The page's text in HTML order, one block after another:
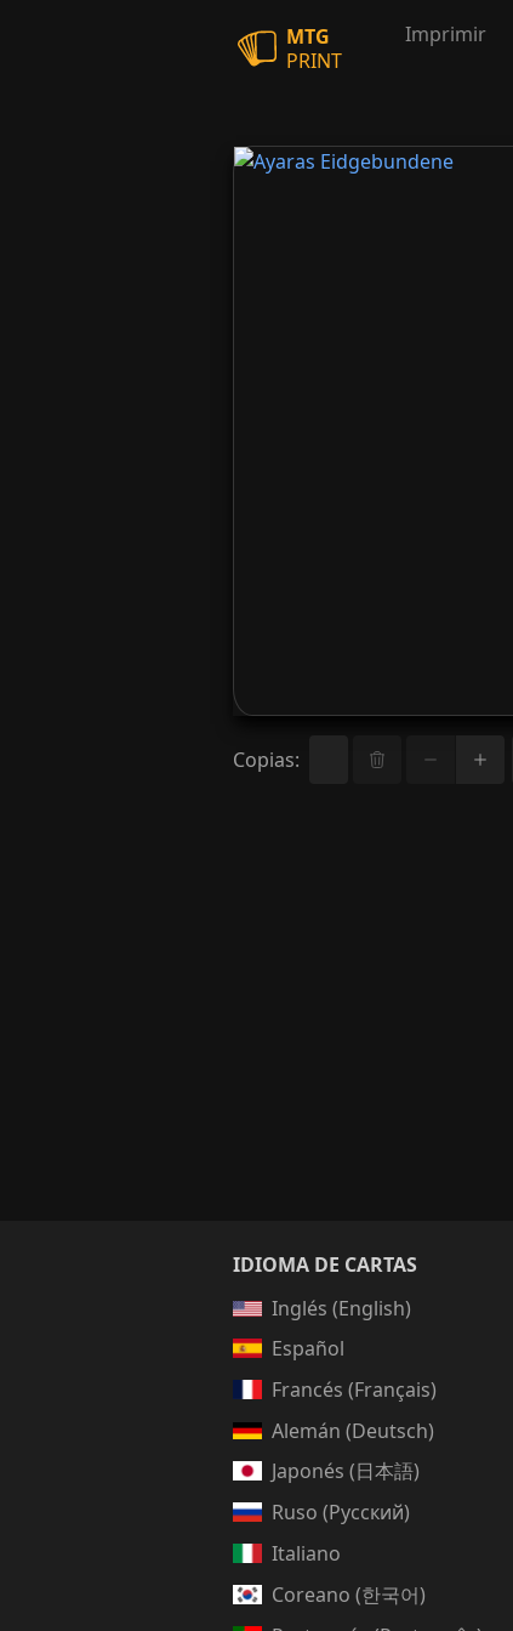
MTG
PRINT
Imprimir
Copias:
IDIOMA DE CARTAS
Inglés (English)
Español
Francés (Français)
Alemán (Deutsch)
Japonés (日本語)
Ruso (Русский)
Italiano
Coreano (한국어)